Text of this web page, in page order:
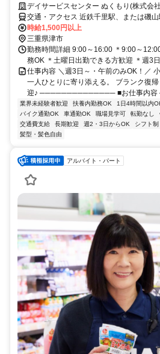
デイサービスセンター ぬくもり(株式会
交通・アクセス 近鉄千里駅、または磯
時給1,500円以上
三重県津市
勤務時間詳細 9:00～16:00 ＊9:00～
務OK ＊土曜日出勤できる方歓迎 ＊週3
仕事内容 ＼週3日～・午前のみOK！／
一人ひとりに寄り添える。 ブランク復
迎♪ ────────────── ■お仕事内容
業界未経験者歓迎 扶養内勤務OK 1日4時間以内
バイク通勤OK
車通勤OK 職場見学可 転勤なし
交通費支給
長期歓迎 週2・3日からOK シフト制
髪型・髪色自由
アルバイト・パート